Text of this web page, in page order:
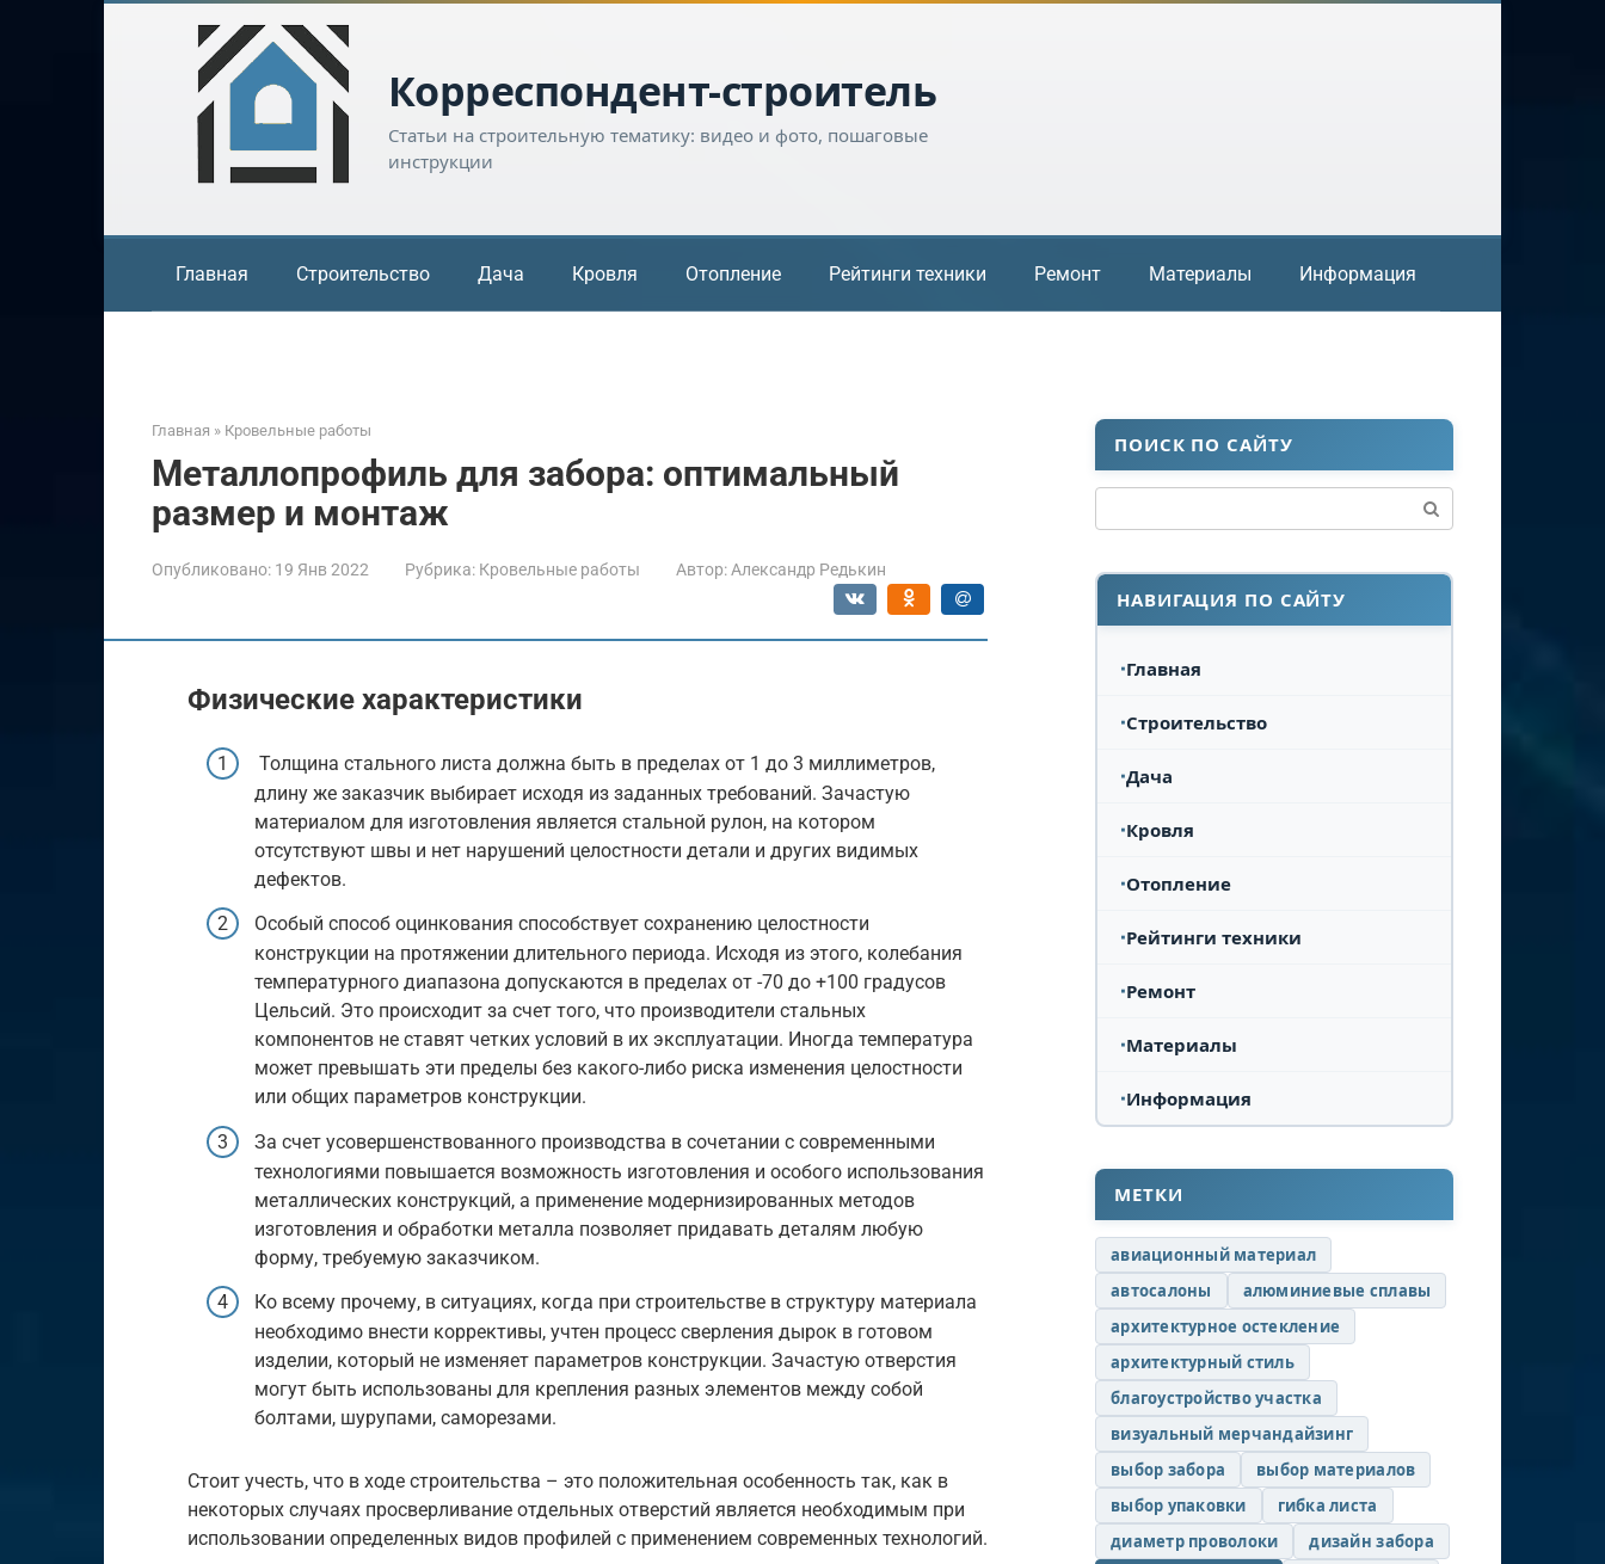
Корреспондент-строитель
Статьи на строительную тематику: видео и фото, пошаговые
инструкции
Главная Строительство Дача Кровля Отопление Рейтинги техники Ремонт Материалы Информация
Главная » Кровельные работы
Металлопрофиль для забора: оптимальный
размер и монтаж
Опубликовано: 19 Янв 2022 Рубрика: Кровельные работы Автор: Александр Редькин
Физические характеристики
Толщина стального листа должна быть в пределах от 1 до 3 миллиметров,
длину же заказчик выбирает исходя из заданных требований. Зачастую
материалом для изготовления является стальной рулон, на котором
отсутствуют швы и нет нарушений целостности детали и других видимых
дефектов.
Особый способ оцинкования способствует сохранению целостности
конструкции на протяжении длительного периода. Исходя из этого, колебания
температурного диапазона допускаются в пределах от -70 до +100 градусов
Цельсий. Это происходит за счет того, что производители стальных
компонентов не ставят четких условий в их эксплуатации. Иногда температура
может превышать эти пределы без какого-либо риска изменения целостности
или общих параметров конструкции.
За счет усовершенствованного производства в сочетании с современными
технологиями повышается возможность изготовления и особого использования
металлических конструкций, а применение модернизированных методов
изготовления и обработки металла позволяет придавать деталям любую
форму, требуемую заказчиком.
Ко всему прочему, в ситуациях, когда при строительстве в структуру материала
необходимо внести коррективы, учтен процесс сверления дырок в готовом
изделии, который не изменяет параметров конструкции. Зачастую отверстия
могут быть использованы для крепления разных элементов между собой
болтами, шурупами, саморезами.
Стоит учесть, что в ходе строительства – это положительная особенность так, как в
некоторых случаях просверливание отдельных отверстий является необходимым при
использовании определенных видов профилей с применением современных технологий.
ПОИСК ПО САЙТУ
НАВИГАЦИЯ ПО САЙТУ
Главная
Строительство
Дача
Кровля
Отопление
Рейтинги техники
Ремонт
Материалы
Информация
МЕТКИ
авиационный материал
автосалоны
алюминиевые сплавы
архитектурное остекление
архитектурный стиль
благоустройство участка
визуальный мерчандайзинг
выбор забора
выбор материалов
выбор упаковки
гибка листа
диаметр проволоки
дизайн забора